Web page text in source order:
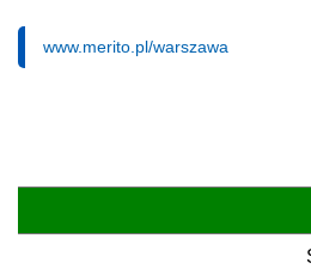
www.merito.pl/warszawa